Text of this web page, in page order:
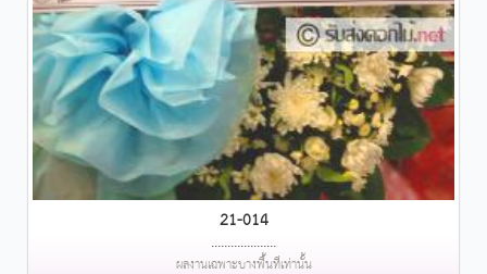
21-014
....................
ผลงานเฉพาะบางพื้นที่เท่านั้น